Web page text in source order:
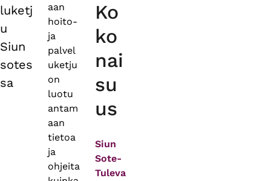
luketj
u
Siun
sotes
sa
aan
hoito-
ja
palvel
uketju
on
luotu
antam
aan
tietoa
ja
ohjeita
Ko
ko
nai
su
us
Siun
Sote-
Tuleva